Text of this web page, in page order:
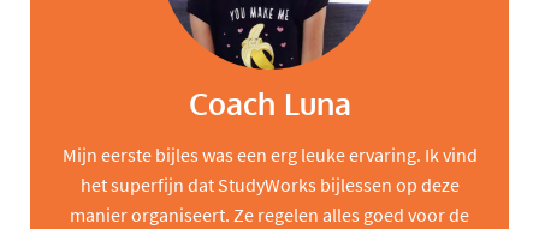
Coach Luna
Mijn eerste bijles was een erg leuke ervaring. Ik vind
het superfijn dat StudyWorks bijlessen op deze
manier organiseert. Ze regelen alles goed voor de